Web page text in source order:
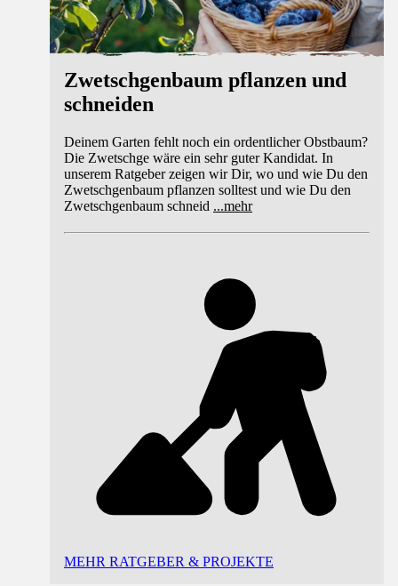
Zwetschgenbaum pflanzen und
schneiden
Deinem Garten fehlt noch ein ordentlicher Obstbaum?
Die Zwetschge wäre ein sehr guter Kandidat. In
unserem Ratgeber zeigen wir Dir, wo und wie Du den
Zwetschgenbaum pflanzen solltest und wie Du den
Zwetschgenbaum schneid ...mehr
MEHR RATGEBER & PROJEKTE